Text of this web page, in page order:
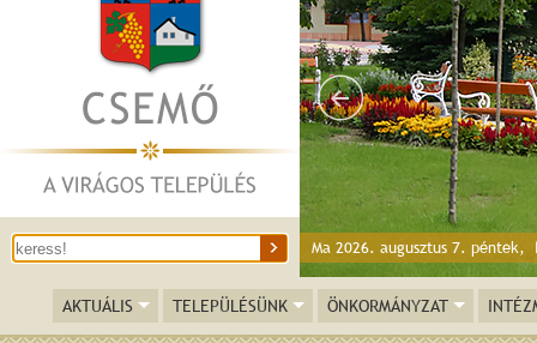
Ma 2026. augusztus 7. péntek,
AKTUÁLIS TELEPÜLÉSÜNK ÖNKORMÁNYZAT